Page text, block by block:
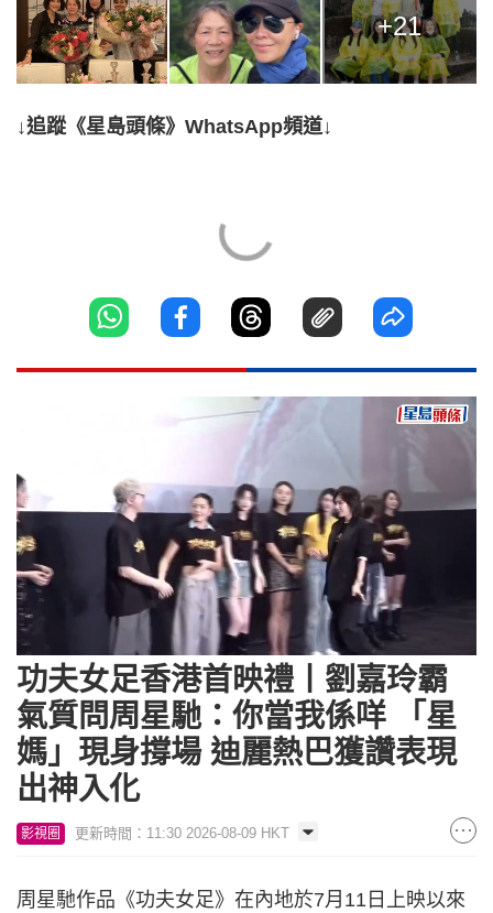
+21
↓追蹤《星島頭條》WhatsApp頻道↓
6.71%
功夫女足香港首映禮丨劉嘉玲霸
氣質問周星馳：你當我係咩 「星
媽」現身撐場 迪麗熱巴獲讚表現
出神入化
影視圈 更新時間：11:30 2026-08-09 HKT
周星馳作品《功夫女足》在內地於7月11日上映以來